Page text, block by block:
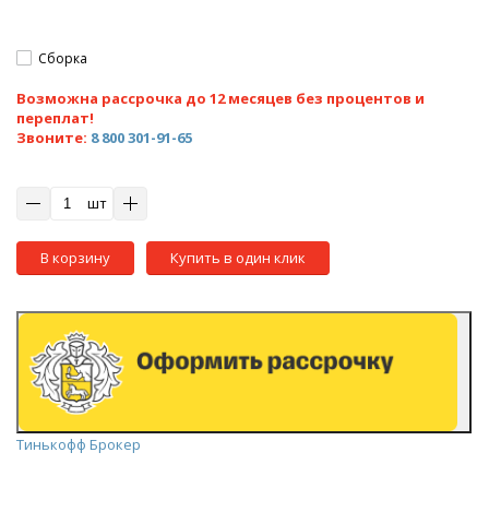
Сборка
Возможна рассрочка до 12 месяцев без процентов и
переплат!
Звоните: 8 800 301-91-65
шт
В корзину Купить в один клик
Тинькофф Брокер